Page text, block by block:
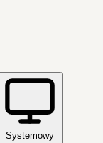
Systemowy